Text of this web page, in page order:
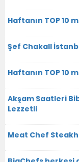
Haftanın TOP 10
Şef Chakall
Haftanın TOP 10
Akşam Saatleri
Lezzetli
Meat Chef